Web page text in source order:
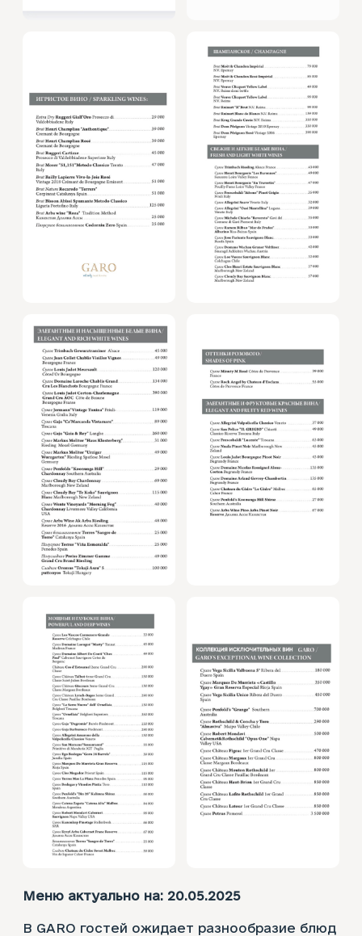
Меню актуально на: 20.05.2025
В GARO гостей ожидает разнообразие блюд